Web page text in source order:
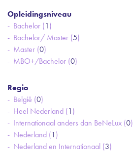
Opleidingsniveau
Bachelor (1)
Bachelor/ Master (5)
Master (0)
MBO+/Bachelor (0)
Regio
België (0)
Heel Nederland (1)
Internationaal anders dan BeNeLux (0)
Nederland (1)
Nederland en Internationaal (3)